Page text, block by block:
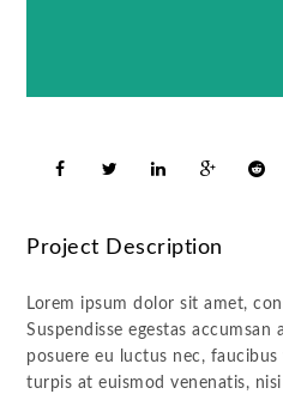
Project Description
Lorem ipsum dolor sit amet,
Suspendisse egestas
posuere eu luctus nec,
turpis at euismod venenatis,